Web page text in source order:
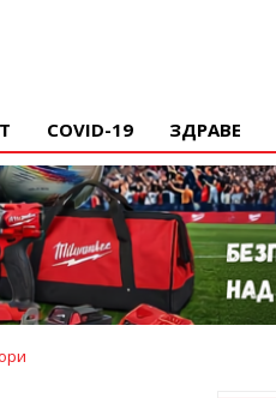
COVID-19 ЗДРАВЕ